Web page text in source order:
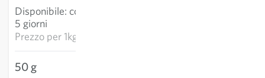
Disponibile: consegna 3-
5 giorni
Prezzo per1kg: 228,98 €
50 g